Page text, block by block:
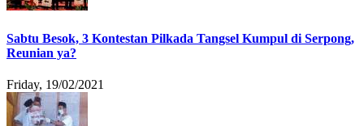
Sabtu Besok, 3 Kontestan Pilkada Tangsel Kumpul di Serpong,
Reunian ya?
Friday, 19/02/2021